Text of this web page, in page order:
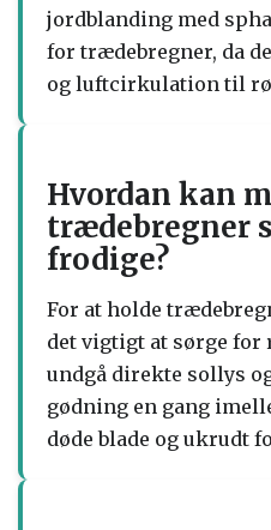
jordblanding med
for trædebregner, da
og luftcirkulation til
Hvordan kan
trædebregner
frodige?
For at holde
det vigtigt at sørge
undgå direkte sollys
gødning en gang
døde blade og ukrudt